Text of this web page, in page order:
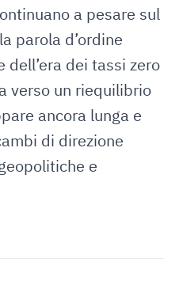
a pesare sul
parola d’ordine
dei tassi zero
verso un riequilibrio
ancora lunga e
di direzione
e